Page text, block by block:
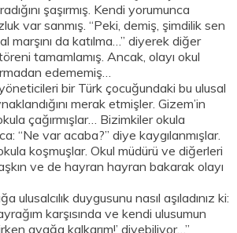
şaşırmış. Kendi yorumunca
var sanmış. “Peki, demiş, şimdilik sen
marşını da katılma…” diyerek diğer
tamamlamış. Ancak, olayı okul
edememiş…
bir Türk çocuğundaki bu ulusal
merak etmişler. Gizem’in
çağırmışlar… Bizimkiler okula
“Ne var acaba?” diye kaygılanmışlar.
koşmuşlar. Okul müdürü ve diğerleri
ve de hayran hayran bakarak olayı
ulusalcılık duygusunu nasıl aşıladınız ki:
karşısında ve kendi ulusumun
ayağa kalkarım!’ diyebiliyor…”